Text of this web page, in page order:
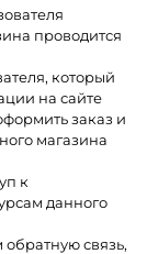
проводится
который
на сайте
заказ и
магазина
к
данного
обратную связь,